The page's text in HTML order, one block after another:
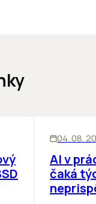
04. 08.
AI v
čaká